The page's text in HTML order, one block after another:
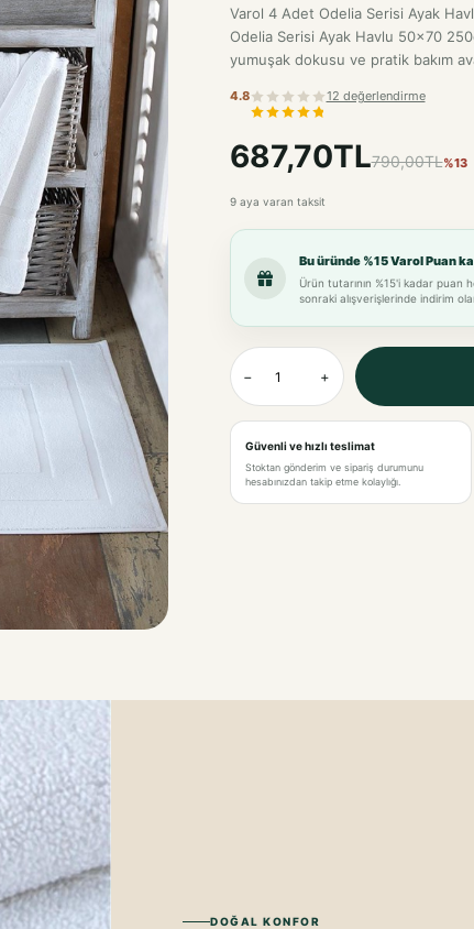
Varol 4 Adet Odelia Serisi Ayak
Odelia Serisi Ayak Havlu 50x70
yumuşak dokusu ve pratik bakım
4.8 12 değerlendirme
687,70TL790,00TL%13
9 aya varan taksit
Bu üründe %15 Varol Puan
Ürün tutarının %15'i kadar puan
sonraki alışverişlerinde indirim
− +
Güvenli ve hızlı teslimat
Stoktan gönderim ve sipariş durumunu
hesabınızdan takip etme kolaylığı.
DOĞAL KONFOR